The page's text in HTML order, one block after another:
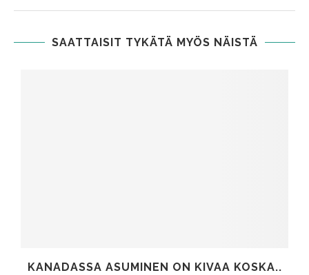
SAATTAISIT TYKÄTÄ MYÖS NÄISTÄ
KANADASSA ASUMINEN ON KIVAA KOSKA..